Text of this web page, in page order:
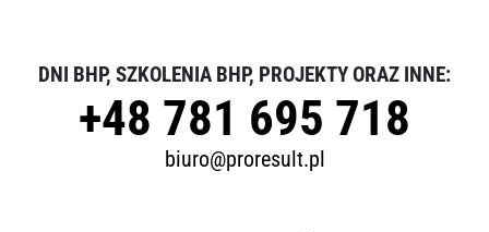
DNI BHP, SZKOLENIA BHP, PROJEKTY ORAZ INNE:
+48 781 695 718
biuro@proresult.pl